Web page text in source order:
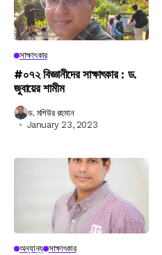
সাক্ষাৎকার
#০৭২ বিজ্ঞানীদের সাক্ষাৎকার : ড.
জুবায়ের শামীম
ড. মশিউর রহমান
January 23, 2023
অন্যান্য সাক্ষাৎকার